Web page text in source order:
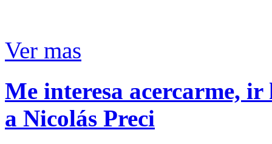
Ver mas
Me interesa acercarme,
a Nicolás Preci